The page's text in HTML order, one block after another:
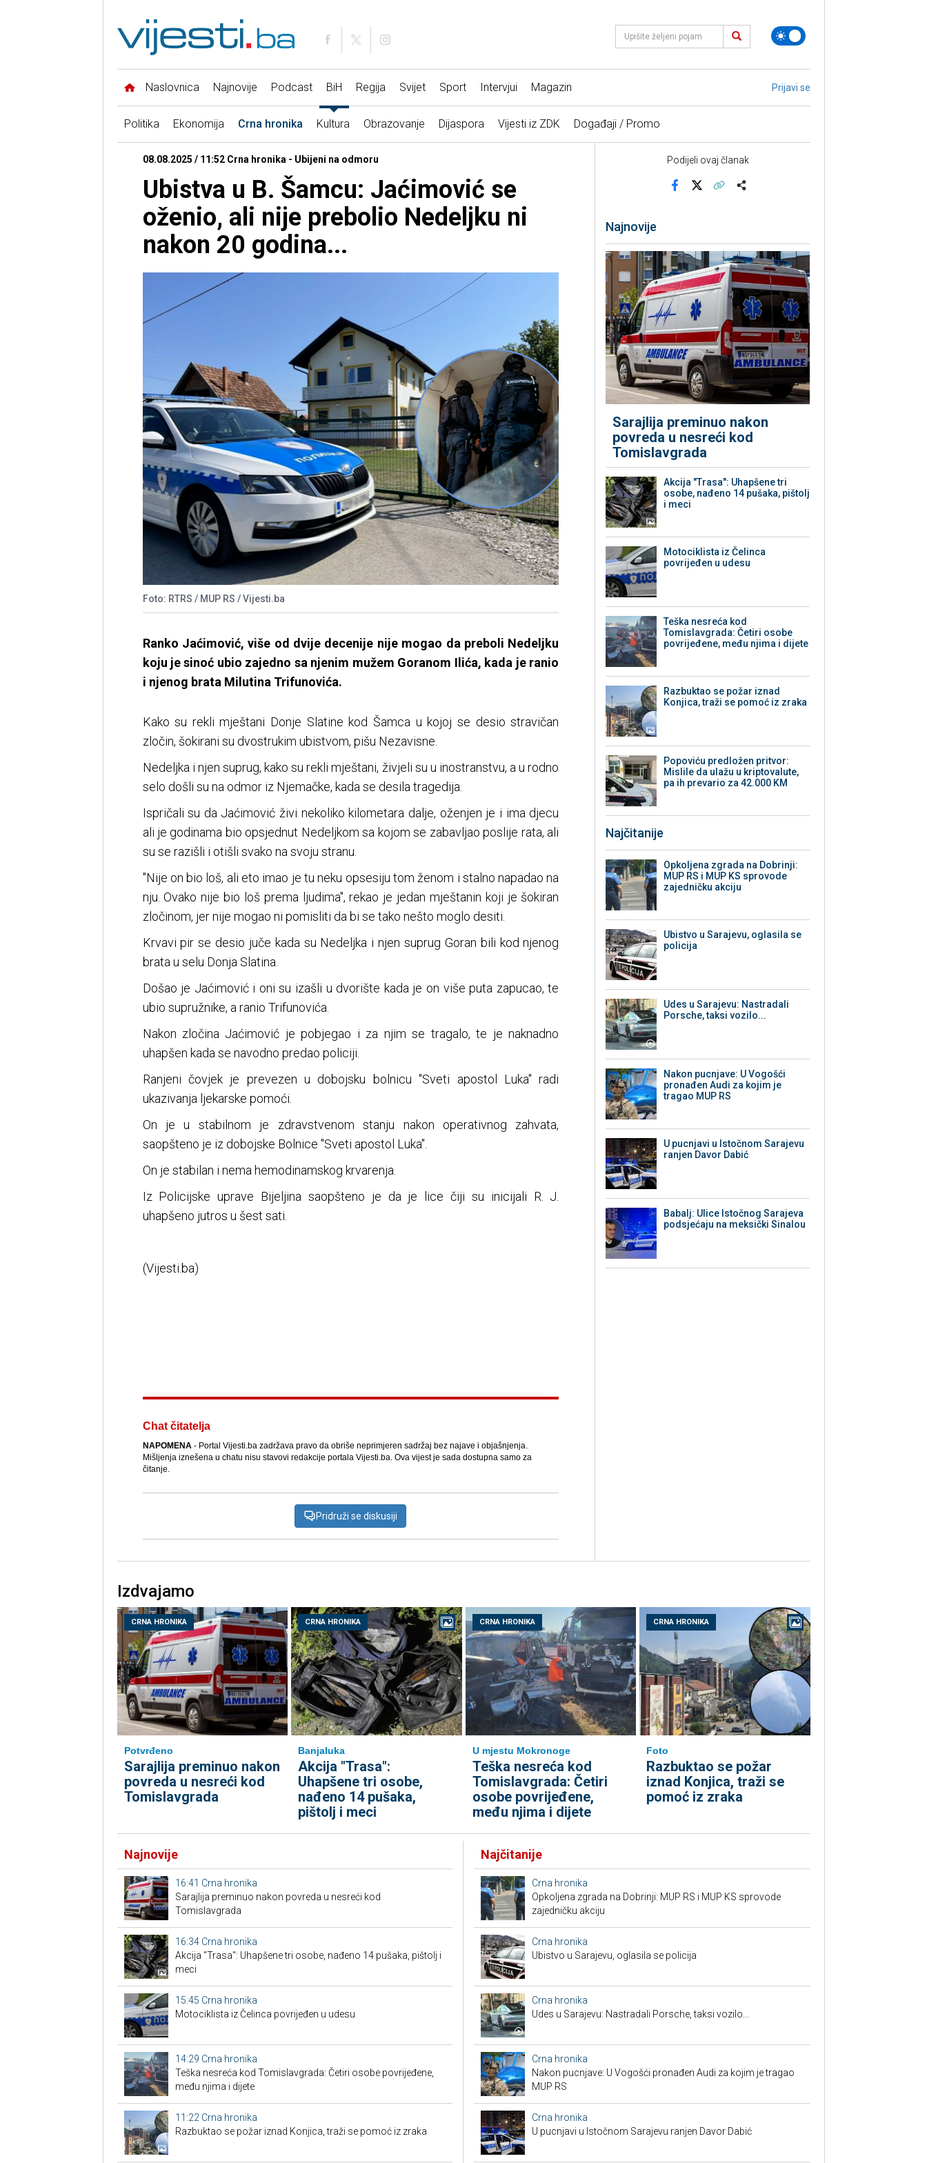
Naslovnica Najnovije Podcast BiH Regija Svijet Sport Intervjui Magazin Prijavi se
Politika Ekonomija Crna hronika Kultura Obrazovanje Dijaspora Vijesti iz ZDK Događaji / Promo
08.08.2025 / 11:52 Crna hronika - Ubijeni na odmoru
Ubistva u B. Šamcu: Jaćimović se
oženio, ali nije prebolio Nedeljku ni
nakon 20 godina...
Foto: RTRS / MUP RS / Vijesti.ba
Ranko Jaćimović, više od dvije decenije nije mogao da preboli Nedeljku
koju je sinoć ubio zajedno sa njenim mužem Goranom Ilića, kada je ranio
i njenog brata Milutina Trifunovića.
Kako su rekli mještani Donje Slatine kod Šamca u kojoj se desio stravičan
zločin, šokirani su dvostrukim ubistvom, pišu Nezavisne.
Nedeljka i njen suprug, kako su rekli mještani, živjeli su u inostranstvu, a u rodno
selo došli su na odmor iz Njemačke, kada se desila tragedija.
Ispričali su da Jaćimović živi nekoliko kilometara dalje, oženjen je i ima djecu
ali je godinama bio opsjednut Nedeljkom sa kojom se zabavljao poslije rata, ali
su se razišli i otišli svako na svoju stranu.
"Nije on bio loš, ali eto imao je tu neku opsesiju tom ženom i stalno napadao na
nju. Ovako nije bio loš prema ljudima", rekao je jedan mještanin koji je šokiran
zločinom, jer nije mogao ni pomisliti da bi se tako nešto moglo desiti.
Krvavi pir se desio juče kada su Nedeljka i njen suprug Goran bili kod njenog
brata u selu Donja Slatina.
Došao je Jaćimović i oni su izašli u dvorište kada je on više puta zapucao, te
ubio supružnike, a ranio Trifunovića.
Nakon zločina Jaćimović je pobjegao i za njim se tragalo, te je naknadno
uhapšen kada se navodno predao policiji.
Ranjeni čovjek je prevezen u dobojsku bolnicu "Sveti apostol Luka" radi
ukazivanja ljekarske pomoći.
On je u stabilnom je zdravstvenom stanju nakon operativnog zahvata,
saopšteno je iz dobojske Bolnice "Sveti apostol Luka".
On je stabilan i nema hemodinamskog krvarenja.
Iz Policijske uprave Bijeljina saopšteno je da je lice čiji su inicijali R. J.
uhapšeno jutros u šest sati.
(Vijesti.ba)
Chat čitatelja
NAPOMENA- Portal Vijesti.ba zadržava pravo da obriše neprimjeren sadržaj bez najave i objašnjenja.
Mišljenja iznešena u chatu nisu stavovi redakcije portala Vijesti.ba. Ova vijest je sada dostupna samo za
čitanje.
Pridruži se diskusiji
Podijeli ovaj članak
Najnovije
Sarajlija preminuo nakon
povreda u nesreći kod
Tomislavgrada
Akcija "Trasa": Uhapšene tri
osobe, nađeno 14 pušaka, pištolj
i meci
Motociklista iz Čelinca
povrijeđen u udesu
Teška nesreća kod
Tomislavgrada: Četiri osobe
povrijeđene, među njima i dijete
Razbuktao se požar iznad
Konjica, traži se pomoć iz zraka
Popoviću predložen pritvor:
Mislile da ulažu u kriptovalute,
pa ih prevario za 42.000 KM
Najčitanije
Opkoljena zgrada na Dobrinji:
MUP RS i MUP KS sprovode
zajedničku akciju
Ubistvo u Sarajevu, oglasila se
policija
Udes u Sarajevu: Nastradali
Porsche, taksi vozilo...
Nakon pucnjave: U Vogošći
pronađen Audi za kojim je
tragao MUP RS
U pucnjavi u Istočnom Sarajevu
ranjen Davor Dabić
Babalj: Ulice Istočnog Sarajeva
podsjećaju na meksički Sinalou
Izdvajamo
CRNA HRONIKA
Potvrđeno
Sarajlija preminuo nakon
povreda u nesreći kod
Tomislavgrada
CRNA HRONIKA
Banjaluka
Akcija "Trasa":
Uhapšene tri osobe,
nađeno 14 pušaka,
pištolj i meci
CRNA HRONIKA
U mjestu Mokronoge
Teška nesreća kod
Tomislavgrada: Četiri
osobe povrijeđene,
među njima i dijete
CRNA HRONIKA
Foto
Razbuktao se požar
iznad Konjica, traži se
pomoć iz zraka
Najnovije
16:41 Crna hronika
Sarajlija preminuo nakon povreda u nesreći kod
Tomislavgrada
16:34 Crna hronika
Akcija "Trasa": Uhapšene tri osobe, nađeno 14 pušaka, pištolj i
meci
15:45 Crna hronika
Motociklista iz Čelinca povrijeđen u udesu
14:29 Crna hronika
Teška nesreća kod Tomislavgrada: Četiri osobe povrijeđene,
među njima i dijete
11:22 Crna hronika
Razbuktao se požar iznad Konjica, traži se pomoć iz zraka
Najčitanije
Crna hronika
Opkoljena zgrada na Dobrinji: MUP RS i MUP KS sprovode
zajedničku akciju
Crna hronika
Ubistvo u Sarajevu, oglasila se policija
Crna hronika
Udes u Sarajevu: Nastradali Porsche, taksi vozilo...
Crna hronika
Nakon pucnjave: U Vogošći pronađen Audi za kojim je tragao
MUP RS
Crna hronika
U pucnjavi u Istočnom Sarajevu ranjen Davor Dabić